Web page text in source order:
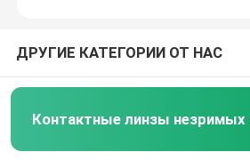
ДРУГИЕ КАТЕГОРИИ ОТ НАС
Контактные линзы незримых